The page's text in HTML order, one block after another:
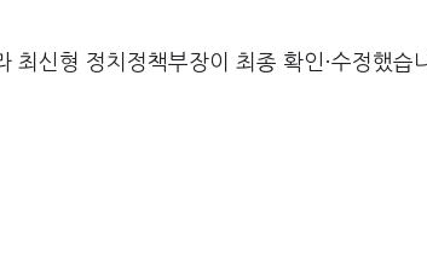
신형 정치정책부장이 최종 확인·수정했습